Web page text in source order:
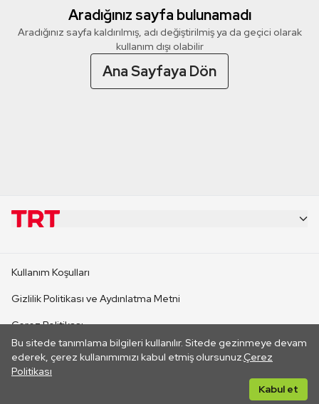
Aradığınız sayfa bulunamadı
Aradığınız sayfa kaldırılmış, adı değiştirilmiş ya da geçici olarak
kullanım dışı olabilir
Ana Sayfaya Dön
Bu sitede tanımlama bilgileri kullanılır. Sitede gezinmeye devam
ederek, çerez kullanımımızı kabul etmiş olursunuz.Çerez
Politikası
Kabul et
CANLI YAYINLAR
Kullanım Koşulları
Gizlilik Politikası ve Aydınlatma Metni
Çerez Politikası
İletişim
Her hakkı saklıdır. ©2026 TRT. Bağlantı yoluyla gidilen dış